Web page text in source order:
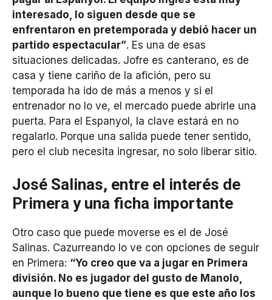
interesado, lo siguen desde que se
enfrentaron en pretemporada y debió hacer un
partido espectacular”. Es una de esas
situaciones delicadas. Jofre es canterano, es de
casa y tiene cariño de la afición, pero su
temporada ha ido de más a menos y si el
entrenador no lo ve, el mercado puede abrirle una
puerta. Para el Espanyol, la clave estará en no
regalarlo. Porque una salida puede tener sentido,
pero el club necesita ingresar, no solo liberar sitio.
José Salinas, entre el interés de
Primera y una ficha importante
Otro caso que puede moverse es el de José
Salinas. Cazurreando lo ve con opciones de seguir
en Primera: “Yo creo que va a jugar en Primera
división. No es jugador del gusto de Manolo,
aunque lo bueno que tiene es que este año los